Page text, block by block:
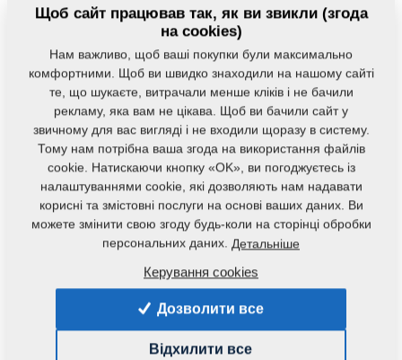
MONSUN
Маса: 0,5300 Кг
Щоб сайт працював так, як ви звикли (згода
на cookies)
Нам важливо, щоб ваші покупки були максимально
комфортними. Щоб ви швидко знаходили на нашому сайті
те, що шукаєте, витрачали менше кліків і не бачили
рекламу, яка вам не цікава. Щоб ви бачили сайт у
звичному для вас вигляді і не входили щоразу в систему.
Тому нам потрібна ваша згода на використання файлів
cookie. Натискаючи кнопку «OK», ви погоджуєтесь із
налаштуваннями cookie, які дозволяють нам надавати
корисні та змістовні послуги на основі ваших даних. Ви
можете змінити свою згоду будь-коли на сторінці обробки
персональних даних. Детальніше
Керування cookies
Дозволити все
Відхилити все